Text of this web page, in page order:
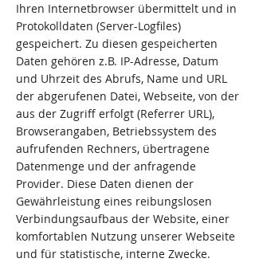
Ihren Internetbrowser übermittelt und in
Protokolldaten (Server-Logfiles)
gespeichert. Zu diesen gespeicherten
Daten gehören z.B. IP-Adresse, Datum
und Uhrzeit des Abrufs, Name und URL
der abgerufenen Datei, Webseite, von der
aus der Zugriff erfolgt (Referrer URL),
Browserangaben, Betriebssystem des
aufrufenden Rechners, übertragene
Datenmenge und der anfragende
Provider. Diese Daten dienen der
Gewährleistung eines reibungslosen
Verbindungsaufbaus der Website, einer
komfortablen Nutzung unserer Webseite
und für statistische, interne Zwecke.